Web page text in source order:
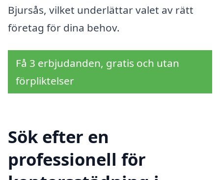
Bjursås, vilket underlättar valet av rätt
företag för dina behov.
Få 3 erbjudanden, gratis och utan
förpliktelser
Sök efter en
professionell för